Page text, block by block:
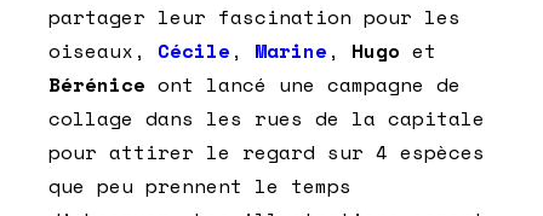
partager leur fascination pour les
oiseaux, Cécile , Marine , Hugo et
Bérénice ont lancé une campagne de
collage dans les rues de la capitale
pour attirer le regard sur 4 espèces
que peu prennent le temps